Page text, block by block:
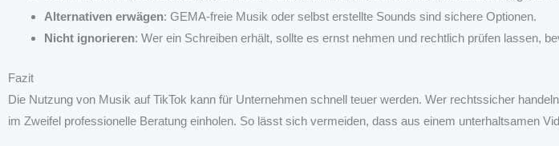
Alternativen erwägen: GEMA-freie Musik oder selbst erstellte Sounds sind sichere Optionen.
Nicht ignorieren: Wer ein Schreiben erhält, sollte es ernst nehmen und rechtlich prüfen lassen,
Fazit
Die Nutzung von Musik auf TikTok kann für Unternehmen schnell teuer werden. Wer rechtssicher
im Zweifel professionelle Beratung einholen. So lässt sich vermeiden, dass aus einem unterhaltsamen